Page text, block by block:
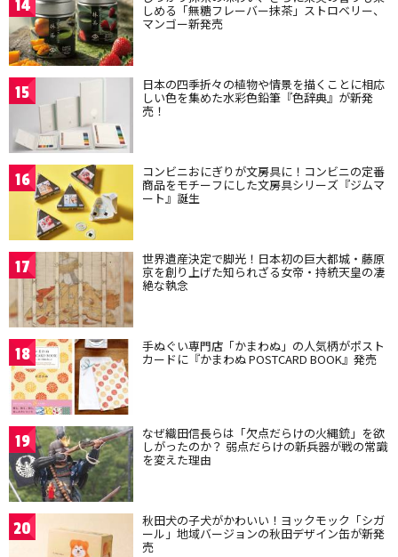
14 しめる「無糖フレーバー抹茶」ストロベリー、
マンゴー新発売
15 日本の四季折々の植物や情景を描くことに相応
しい色を集めた水彩色鉛筆『色辞典』が新発
売！
16 コンビニおにぎりが文房具に！コンビニの定番
商品をモチーフにした文房具シリーズ『ジムマ
ート』誕生
17 世界遺産決定で脚光！日本初の巨大都城・藤原
京を創り上げた知られざる女帝・持統天皇の凄
絶な執念
18 手ぬぐい専門店「かまわぬ」の人気柄がポスト
カードに『かまわぬ POSTCARD BOOK』発売
19 なぜ織田信長らは「欠点だらけの火縄銃」を欲
しがったのか？ 弱点だらけの新兵器が戦の常識
を変えた理由
20 秋田犬の子犬がかわいい！ヨックモック「シガ
ール」地域バージョンの秋田デザイン缶が新発
売